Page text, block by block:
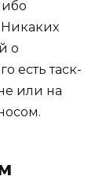
о
есть таск-
или на